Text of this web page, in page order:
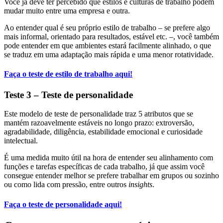
Você já deve ter percebido que estilos e culturas de trabalho podem
mudar muito entre uma empresa e outra.
Ao entender qual é seu próprio estilo de trabalho – se prefere algo
mais informal, orientado para resultados, estável etc. –, você também
pode entender em que ambientes estará facilmente alinhado, o que
se traduz em uma adaptação mais rápida e uma menor rotatividade.
Faça o teste de estilo de trabalho aqui!
Teste 3 – Teste de personalidade
Este modelo de teste de personalidade traz 5 atributos que se
mantém razoavelmente estáveis no longo prazo: extroversão,
agradabilidade, diligência, estabilidade emocional e curiosidade
intelectual.
É uma medida muito útil na hora de entender seu alinhamento com
funções e tarefas específicas de cada trabalho, já que assim você
consegue entender melhor se prefere trabalhar em grupos ou sozinho
ou como lida com pressão, entre outros insights.
Faça o teste de personalidade aqui!